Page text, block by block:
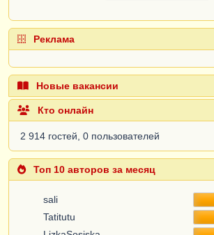
Реклама
Новые вакансии
Кто онлайн
2 914 гостей, 0 пользователей
Топ 10 авторов за месяц
sali
Tatitutu